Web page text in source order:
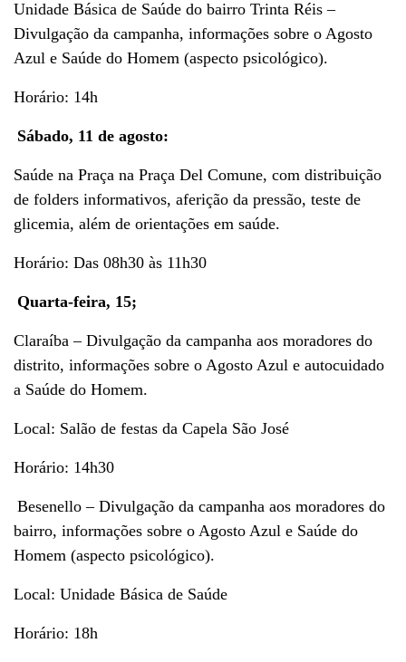
Unidade Básica de Saúde do bairro Trinta Réis –
Divulgação da campanha, informações sobre o Agosto
Azul e Saúde do Homem (aspecto psicológico).
Horário: 14h
Sábado, 11 de agosto:
Saúde na Praça na Praça Del Comune, com distribuição
de folders informativos, aferição da pressão, teste de
glicemia, além de orientações em saúde.
Horário: Das 08h30 às 11h30
Quarta-feira, 15;
Claraíba – Divulgação da campanha aos moradores do
distrito, informações sobre o Agosto Azul e autocuidado
a Saúde do Homem.
Local: Salão de festas da Capela São José
Horário: 14h30
Besenello – Divulgação da campanha aos moradores do
bairro, informações sobre o Agosto Azul e Saúde do
Homem (aspecto psicológico).
Local: Unidade Básica de Saúde
Horário: 18h